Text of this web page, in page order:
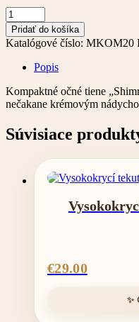
množstvo
Kompaktný
očný
tieň
Shiny
Pridať do košíka
Katalógové číslo: MKOM20
Popis
Kompaktné očné tiene
nečakane krémovým
Súvisiace
€29.00